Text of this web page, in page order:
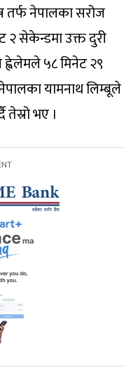
तर्फ नेपालका सरोज
२ सेकेन्डमा उक्त दुरी
५८ मिनेट २९
यामनाथ लिम्बूले
भए ।